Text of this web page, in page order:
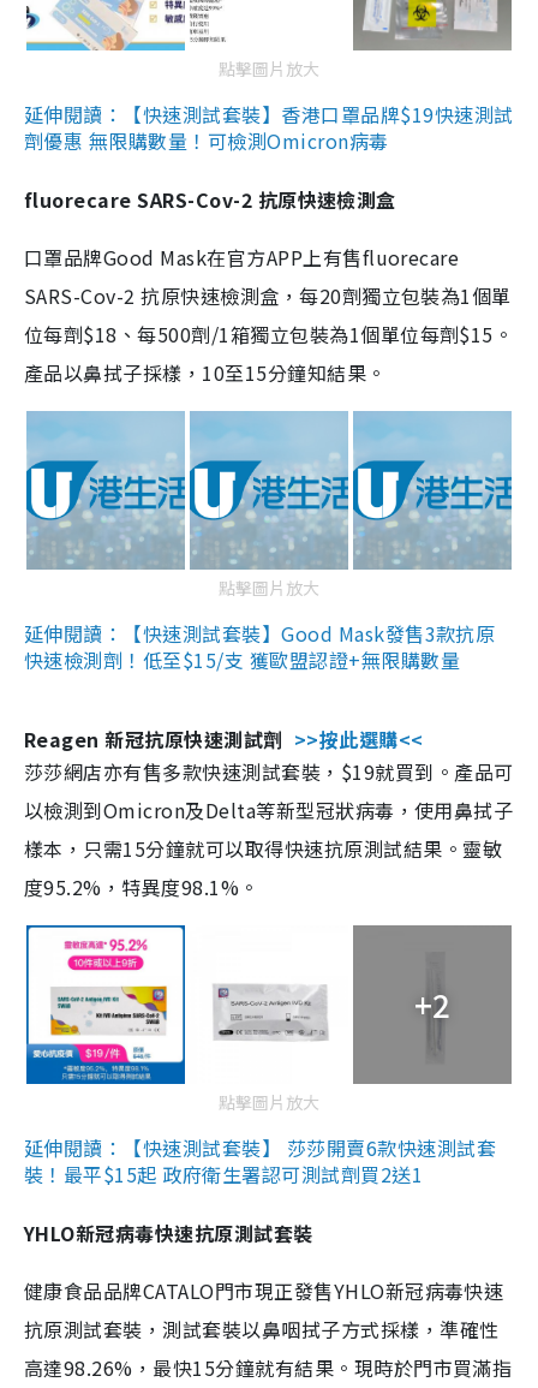
點擊圖片放大
延伸閱讀：【快速測試套裝】香港口罩品牌$19快速測試
劑優惠 無限購數量！可檢測Omicron病毒
fluorecare SARS-Cov-2 抗原快速檢測盒
口罩品牌Good Mask在官方APP上有售fluorecare
SARS-Cov-2 抗原快速檢測盒，每20劑獨立包裝為1個單
位每劑$18、每500劑/1箱獨立包裝為1個單位每劑$15。
產品以鼻拭子採樣，10至15分鐘知結果。
點擊圖片放大
延伸閱讀：【快速測試套裝】Good Mask發售3款抗原
快速檢測劑！低至$15/支 獲歐盟認證+無限購數量
Reagen 新冠抗原快速測試劑 >>按此選購<<
莎莎網店亦有售多款快速測試套裝，$19就買到。產品可
以檢測到Omicron及Delta等新型冠狀病毒，使用鼻拭子
樣本，只需15分鐘就可以取得快速抗原測試結果。靈敏
度95.2%，特異度98.1%。
+2
點擊圖片放大
延伸閱讀：【快速測試套裝】 莎莎開賣6款快速測試套
裝！最平$15起 政府衛生署認可測試劑買2送1
YHLO新冠病毒快速抗原測試套裝
健康食品品牌CATALO門市現正發售YHLO新冠病毒快速
抗原測試套裝，測試套裝以鼻咽拭子方式採樣，準確性
高達98.26%，最快15分鐘就有結果。現時於門市買滿指